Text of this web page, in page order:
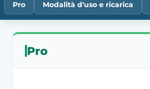
Pro Modalità d'uso e ricarica
Pro